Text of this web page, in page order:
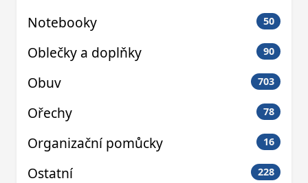
Notebooky 50
Oblečky a doplňky 90
Obuv 703
Ořechy 78
Organizační pomůcky 16
Ostatní 228